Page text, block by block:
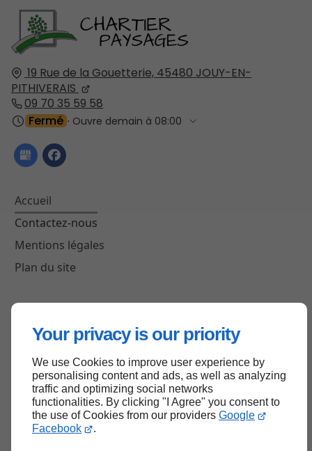
Your privacy is our priority
We use Cookies to improve user experience by
personalising content and ads, as well as analyzing
traffic and optimizing social networks
functionalities. By clicking "I Agree" you consent to
the use of Cookies from our providers Google
Facebook
.
19 Rue de la Gouetterie, 45480 JOUY-EN-
PITHIVERAIS
09 70 35 59 58
Fermé ⋅ Ouvre demain à 08:00
Accueil
Contactez-nous
Mentions légales
Plan du site
Haut de page